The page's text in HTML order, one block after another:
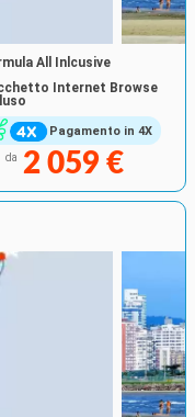
Pagamento in 4X
All Inlcusive
Internet Browse
da 2 059 €